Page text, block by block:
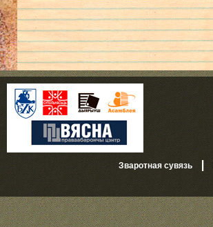
Зваротная сувязь|